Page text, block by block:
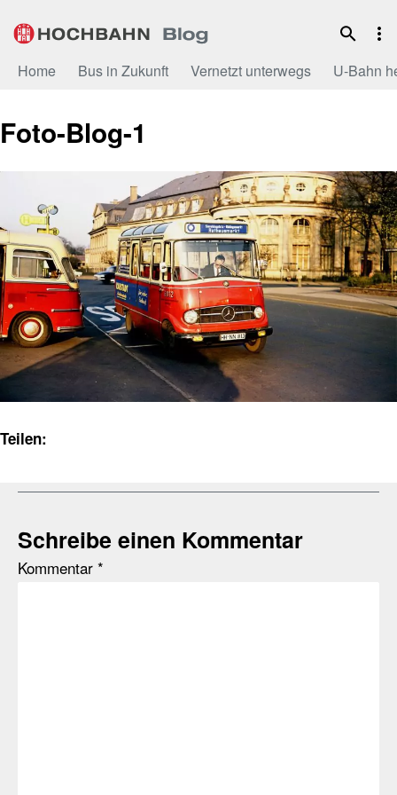
Inhalt
Home Bus in Zukunft Vernetzt unterwegs U-Bahn
Foto-Blog-1
Teilen:
Schreibe einen Kommentar
Kommentar *